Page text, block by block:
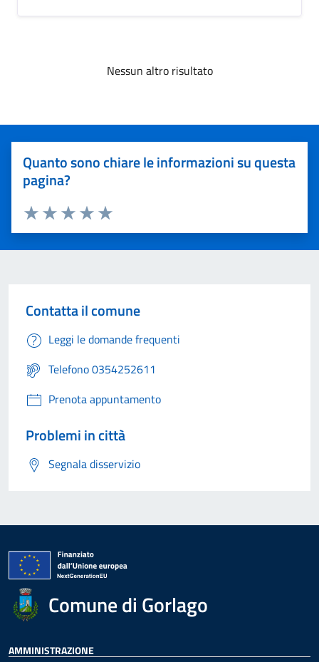
Nessun altro risultato
Quanto sono chiare le informazioni su questa
pagina?
Valuta 5 stelle su 5
Valuta 4 stelle su 5
Valuta 3 stelle su 5
Valuta 2 stelle su 5
Valuta 1 stelle su 5
Contatta il comune
Leggi le domande frequenti
Telefono 0354252611
Prenota appuntamento
Problemi in città
Segnala disservizio
Comune di Gorlago
AMMINISTRAZIONE